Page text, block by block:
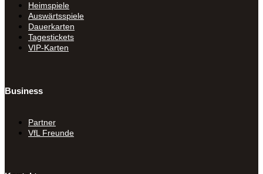
Heimspiele
Auswärtsspiele
Dauerkarten
Tagestickets
VIP-Karten
Business
Partner
VfL Freunde